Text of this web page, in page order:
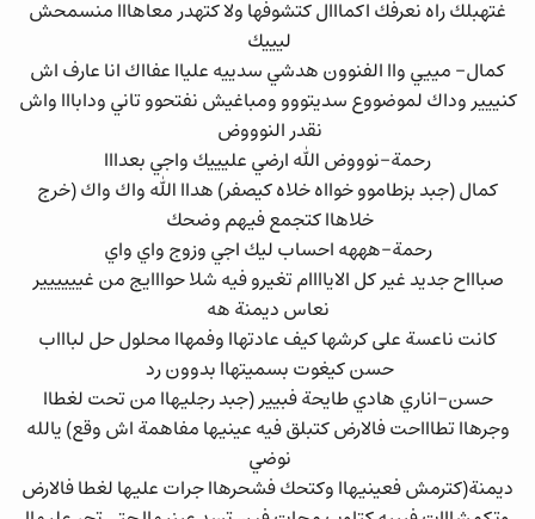
غتهبلك راه نعرفك اكمااال كتشوفها ولا كتهدر معاهااا منسمحش
ليييك
كمال- مييي واا الفنوون هدشي سدييه علياا عفااك انا عارف اش
كنييير وداك لموضووع سديتووو ومباغيش نفتحوو تاني ودابااا واش
نقدر النوووض
رحمة-نوووض الله ارضي عليييك واجي بعدااا
كمال (جبد بزطاموو خوااه خلاه كيصفر) هداا الله واك واك (خرج
خلاهاا كتجمع فيهم وضحك
رحمة-هههه احساب ليك اجي وزوج واي واي
صباااح جديد غير كل الاياااام تغيرو فيه شلا حوااايج من غيييييير
نعاس ديمنة هه
كانت ناعسة على كرشها كيف عادتهاا وفمهاا محلول حل لباااب
حسن كيغوت بسميتهاا بدوون رد
حسن-اناري هادي طايحة فبيير (جبد رجليهاا من تحت لغطاا
وجرهاا تطاااحت فالارض كتبلق فيه عينيها مفاهمة اش وقع) يالله
نوضي
ديمنة(كترمش فعينيهاا وكتحك فشحرهاا جرات عليها لغطا فالارض